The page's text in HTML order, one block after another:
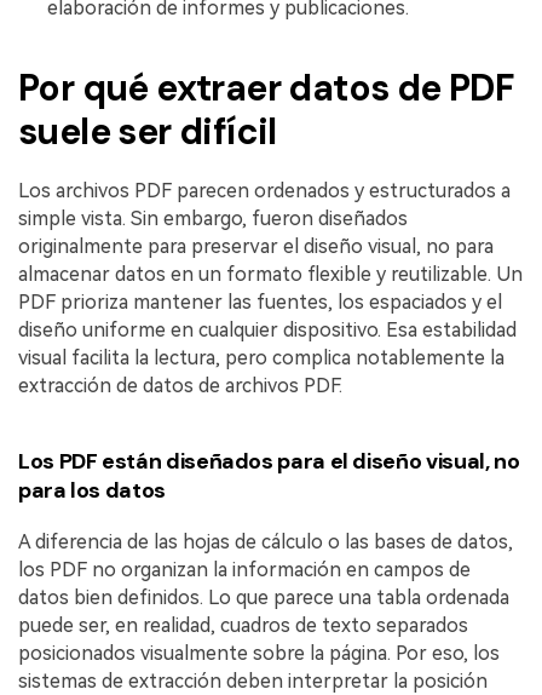
elaboración de informes y publicaciones.
Por qué extraer datos de PDF
suele ser difícil
Los archivos PDF parecen ordenados y estructurados a
simple vista. Sin embargo, fueron diseñados
originalmente para preservar el diseño visual, no para
almacenar datos en un formato flexible y reutilizable. Un
PDF prioriza mantener las fuentes, los espaciados y el
diseño uniforme en cualquier dispositivo. Esa estabilidad
visual facilita la lectura, pero complica notablemente la
extracción de datos de archivos PDF.
Los PDF están diseñados para el diseño visual, no
para los datos
A diferencia de las hojas de cálculo o las bases de datos,
los PDF no organizan la información en campos de
datos bien definidos. Lo que parece una tabla ordenada
puede ser, en realidad, cuadros de texto separados
posicionados visualmente sobre la página. Por eso, los
sistemas de extracción deben interpretar la posición